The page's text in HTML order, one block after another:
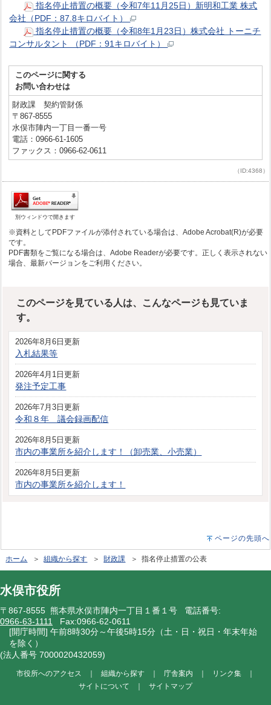
指名停止措置の概要（令和7年11月25日）新明和工業 株式
会社（PDF：87.8キロバイト）
指名停止措置の概要（令和8年1月23日）株式会社 トーニチ
コンサルタント （PDF：91キロバイト）
このページに関する
お問い合わせは
財政課 契約管財係
〒867-8555
水俣市陣内一丁目一番一号
電話：0966-61-1605
ファックス：0966-62-0611
（ID:4368）
別ウィンドウで開きます
※資料としてPDFファイルが添付されている場合は、Adobe Acrobat(R)が必要
です。
PDF書類をご覧になる場合は、Adobe Readerが必要です。正しく表示されない
場合、最新バージョンをご利用ください。
このページを見ている人は、こんなページも見ていま
す。
2026年8月6日更新
入札結果等
2026年4月1日更新
発注予定工事
2026年7月3日更新
令和８年 議会録画配信
2026年8月5日更新
市内の事業所を紹介します！（卸売業、小売業）
2026年8月5日更新
市内の事業所を紹介します！
ページの先頭へ
ホーム ＞組織から探す ＞財政課 ＞ 指名停止措置の公表
水俣市役所
〒867-8555 熊本県水俣市陣内一丁目１番１号 電話番号:
0966-63-1111 Fax:0966-62-0611
[開庁時間] 午前8時30分～午後5時15分（土・日・祝日・年末年始
を除く）
(法人番号 7000020432059)
市役所へのアクセス 組織から探す 庁舎案内 リンク集
サイトについて
サイトマップ